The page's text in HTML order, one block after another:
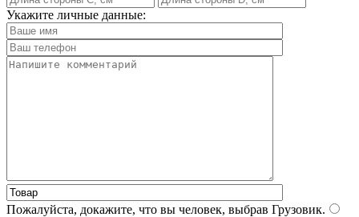
Укажите личные данные:
Пожалуйста, докажите, что вы человек, выбрав Грузовик.